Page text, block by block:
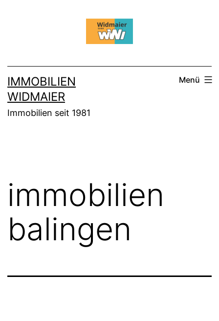
IMMOBILIEN
WIDMAIER
Immobilien seit 1981
Menü
immobilien
balingen